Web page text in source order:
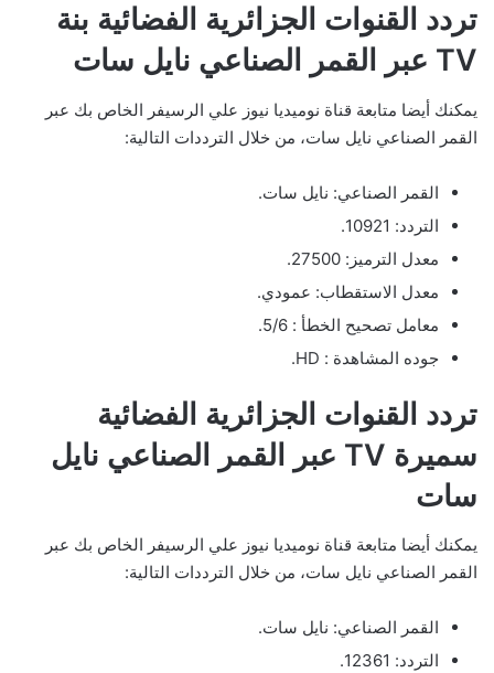
تردد القنوات الجزائرية الفضائية بنة
TV عبر القمر الصناعي نايل سات
يمكنك أيضا متابعة قناة نوميديا نيوز علي الرسيفر الخاص بك عبر
القمر الصناعي نايل سات، من خلال الترددات التالية:
القمر الصناعي: نايل سات.
التردد: 10921.
معدل الترميز: 27500.
معدل الاستقطاب: عمودي.
معامل تصحيح الخطأ : 5/6.
جوده المشاهدة : HD.
تردد القنوات الجزائرية الفضائية
سميرة TV عبر القمر الصناعي نايل
سات
يمكنك أيضا متابعة قناة نوميديا نيوز علي الرسيفر الخاص بك عبر
القمر الصناعي نايل سات، من خلال الترددات التالية:
القمر الصناعي: نايل سات.
التردد: 12361.